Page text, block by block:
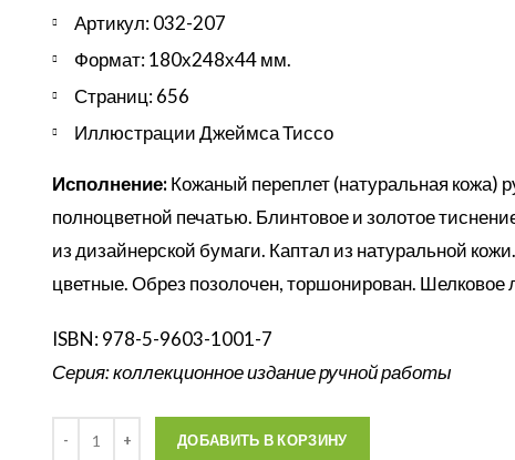
Артикул: 032-207
Формат: 180х248х44 мм.
Страниц: 656
Иллюстрации Джеймса Тиссо
Исполнение:Кожаный переплет (натуральная кожа)
полноцветной печатью. Блинтовое и золотое
из дизайнерской бумаги. Каптал из натуральной
цветные. Обрез позолочен, торшонирован. Шелковое
ISBN: 978-5-9603-1001-7
Серия: коллекционное издание ручной работы
ДОБАВИТЬ В КОРЗИНУ